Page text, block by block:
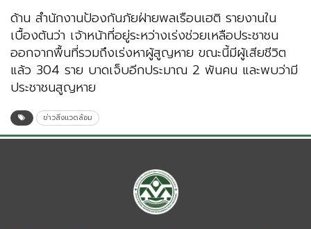
ด้าน สำนักงานป้องกันภัยฝ่ายพลเรือนเฮติ รายงานใน
เบื้องต้นว่า เจ้าหน้าที่อยู่ระหว่างเร่งช่วยเหลือประชาชน
ออกจากพื้นที่รวมถึงเร่งหาผู้สูญหาย ขณะนี้มีผู้เสียชีวิต
แล้ว 304 ราย บาดเจ็บอีกประมาณ 2 พันคน และพบว่ามี
ประชาชนสูญหาย
ข่าวสิ่งแวดล้อม